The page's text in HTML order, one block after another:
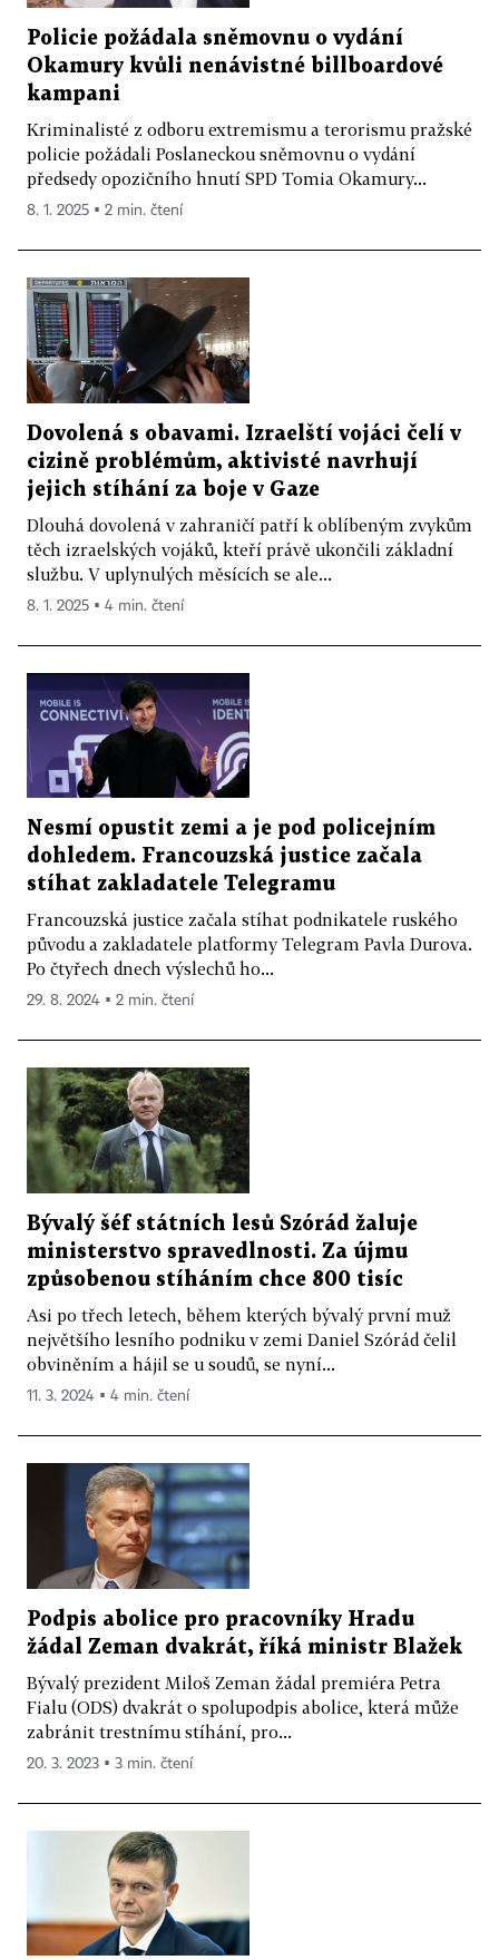
Policie požádala sněmovnu o vydání
Okamury kvůli nenávistné billboardové
kampani
Kriminalisté z odboru extremismu a terorismu pražské
policie požádali Poslaneckou sněmovnu o vydání
předsedy opozičního hnutí SPD Tomia Okamury...
8. 1. 2025 ▪ 2 min. čtení
Dovolená s obavami. Izraelští vojáci čelí v
cizině problémům, aktivisté navrhují
jejich stíhání za boje v Gaze
Dlouhá dovolená v zahraničí patří k oblíbeným zvykům
těch izraelských vojáků, kteří právě ukončili základní
službu. V uplynulých měsících se ale...
8. 1. 2025 ▪ 4 min. čtení
Nesmí opustit zemi a je pod policejním
dohledem. Francouzská justice začala
stíhat zakladatele Telegramu
Francouzská justice začala stíhat podnikatele ruského
původu a zakladatele platformy Telegram Pavla Durova.
Po čtyřech dnech výslechů ho...
29. 8. 2024 ▪ 2 min. čtení
Bývalý šéf státních lesů Szórád žaluje
ministerstvo spravedlnosti. Za újmu
způsobenou stíháním chce 800 tisíc
Asi po třech letech, během kterých bývalý první muž
největšího lesního podniku v zemi Daniel Szórád čelil
obviněním a hájil se u soudů, se nyní...
11. 3. 2024 ▪ 4 min. čtení
Podpis abolice pro pracovníky Hradu
žádal Zeman dvakrát, říká ministr Blažek
Bývalý prezident Miloš Zeman žádal premiéra Petra
Fialu (ODS) dvakrát o spolupodpis abolice, která může
zabránit trestnímu stíhání, pro...
20. 3. 2023 ▪ 3 min. čtení